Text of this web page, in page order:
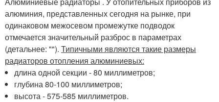
алюминия, представленных сегодня на рынке, при
одинаковом межосевом промежутке подводок
отмечается значительный разброс в параметрах
(детальнее: ""). Типичными являются такие размеры
радиаторов отопления алюминиевых:
длина одной секции - 80 миллиметров;
глубина 80-100 миллиметров;
высота - 575-585 миллиметров.